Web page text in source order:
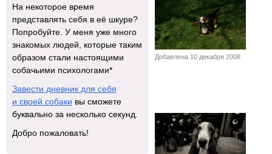
Добавлена 10 декабря 2008
На некоторое время
представлять себя в её шкуре?
Попробуйте. У меня уже много
знакомых людей, которые таким
образом стали настоящими
собачьими психологами*
Завести дневник для себя
и своей собаки вы сможете
буквально за несколько секунд.
Добро пожаловать!